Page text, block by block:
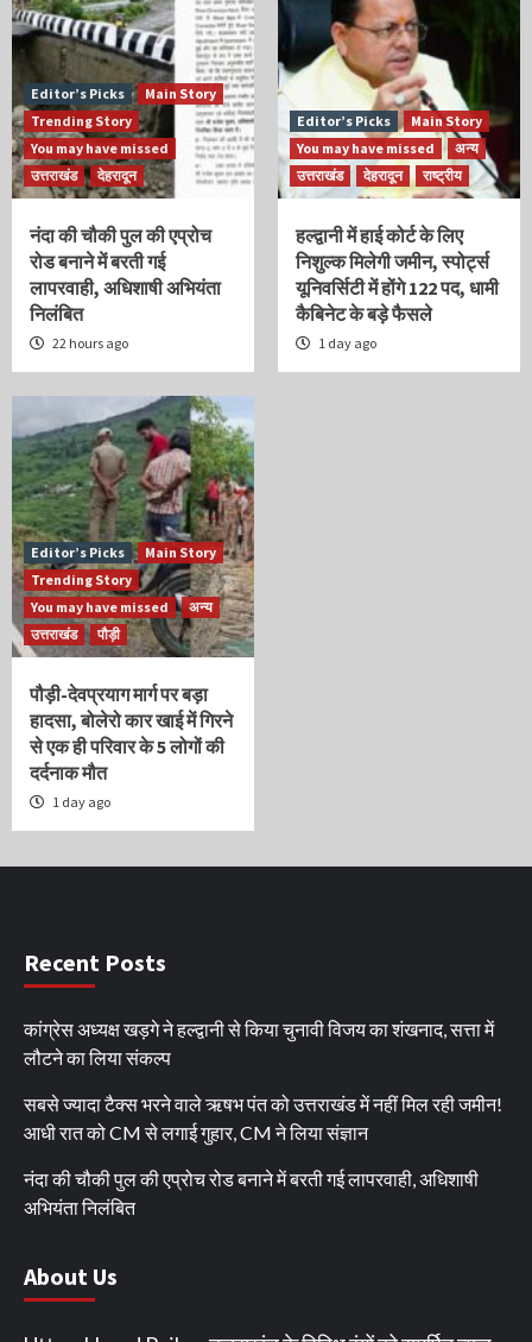
Editor’s Picks
Main Story
Trending Story
You may have missed
उत्तराखंड
देहरादून
नंदा की चौकी पुल की एप्रोच
रोड बनाने में बरती गई
लापरवाही, अधिशाषी अभियंता
निलंबित
22 hours ago
Editor’s Picks
Main Story
You may have missed
अन्य
उत्तराखंड
देहरादून राष्ट्रीय
हल्द्वानी में हाई कोर्ट के लिए
निशुल्क मिलेगी जमीन, स्पोर्ट्स
यूनिवर्सिटी में होंगे 122 पद, धामी
कैबिनेट के बड़े फैसले
1 day ago
Editor’s Picks
Main Story
Trending Story
You may have missed
अन्य
उत्तराखंड
पौड़ी
पौड़ी-देवप्रयाग मार्ग पर बड़ा
हादसा, बोलेरो कार खाई में गिरने
से एक ही परिवार के 5 लोगों की
दर्दनाक मौत
1 day ago
Recent Posts
कांग्रेस अध्यक्ष खड़गे ने हल्द्वानी से किया चुनावी विजय का शंखनाद, सत्ता में
लौटने का लिया संकल्प
सबसे ज्यादा टैक्स भरने वाले ऋषभ पंत को उत्तराखंड में नहीं मिल रही जमीन!
आधी रात को CM से लगाई गुहार, CM ने लिया संज्ञान
नंदा की चौकी पुल की एप्रोच रोड बनाने में बरती गई लापरवाही, अधिशाषी
अभियंता निलंबित
About Us